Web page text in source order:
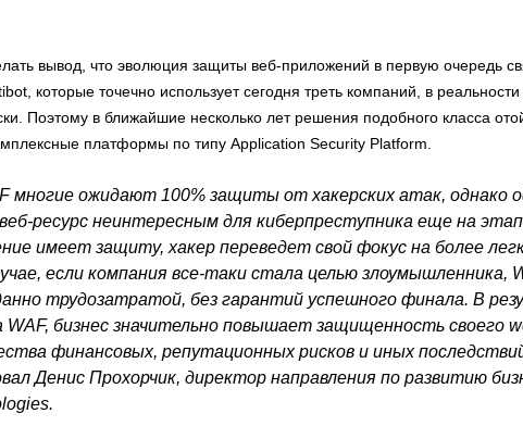
вывод, что эволюция защиты веб-приложений в первую очередь
которые точечно использует сегодня треть компаний, в
Поэтому в ближайшие несколько лет решения подобного класса
платформы по типу Application Security Platform.
многие ожидают 100% защиты от хакерских атак, однако
ресурс неинтересным для киберпреступника еще на
имеет защиту, хакер переведет свой фокус на более
если компания все-таки стала целью злоумышленника,
трудозатратой, без гарантий успешного финала. В
WAF, бизнес значительно повышает защищенность своего
финансовых, репутационных рисков и иных
Денис Прохорчик, директор направления по развитию